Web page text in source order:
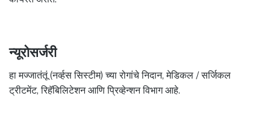
न्यूरोसर्जरी
हा मज्जातंतूं (नर्व्हस सिस्टीम) च्या रोगांचे निदान, मेडिकल / सर्जिकल
ट्रीटमेंट, रिहॅबिलिटेशन आणि प्रिव्हेन्शन विभाग आहे.